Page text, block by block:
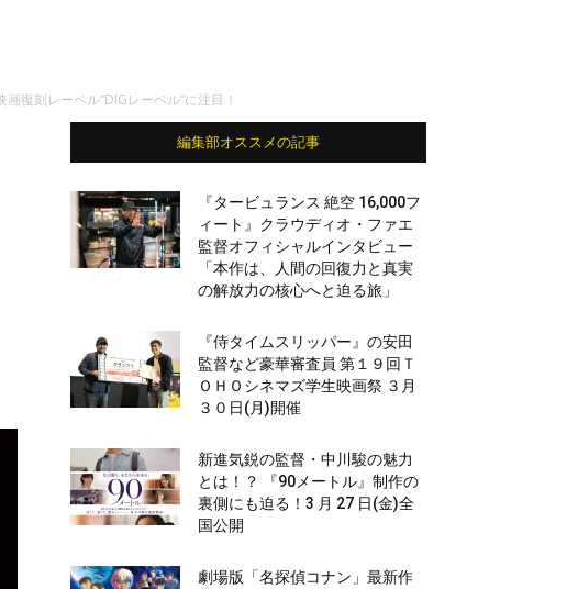
復刻レーベル“DIGレーベル”に注目！
編集部オススメの記事
『タービュランス 絶空 16,000フ
ィート』クラウディオ・ファエ
監督オフィシャルインタビュー
「本作は、人間の回復力と真実
の解放力の核心へと迫る旅」
『侍タイムスリッパー』の安田
監督など豪華審査員 第１９回Ｔ
ＯＨＯシネマズ学生映画祭 ３月
３０日(月)開催
新進気鋭の監督・中川駿の魅力
とは！？ 『90メートル』制作の
裏側にも迫る！3 月 27 日(金)全
国公開
劇場版「名探偵コナン」最新作